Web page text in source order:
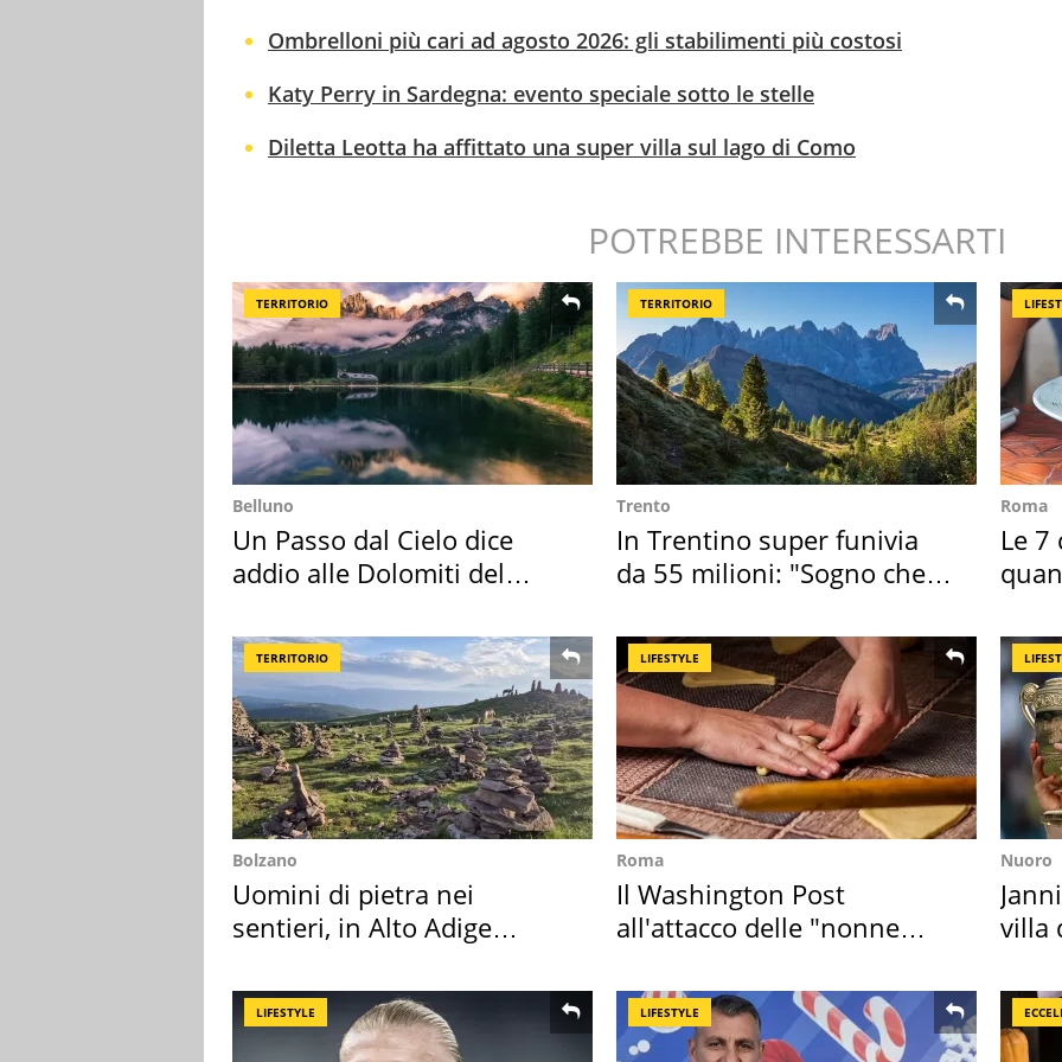
Ombrelloni più cari ad agosto 2026: gli stabilimenti più costosi
Katy Perry in Sardegna: evento speciale sotto le stelle
Diletta Leotta ha affittato una super villa sul lago di Como
POTREBBE INTERESSARTI
TERRITORIO
Belluno
Un Passo dal Cielo dice
addio alle Dolomiti del
TERRITORIO
Trento
In Trentino super funivia
da 55 milioni: "Sogno che si
Roma
Le 7
TERRITORIO
Bolzano
Uomini di pietra nei
sentieri, in Alto Adige
LIFESTYLE
Roma
Il Washington Post
all'attacco delle "nonne
Nuoro
villa
LIFESTYLE LIFESTYLE